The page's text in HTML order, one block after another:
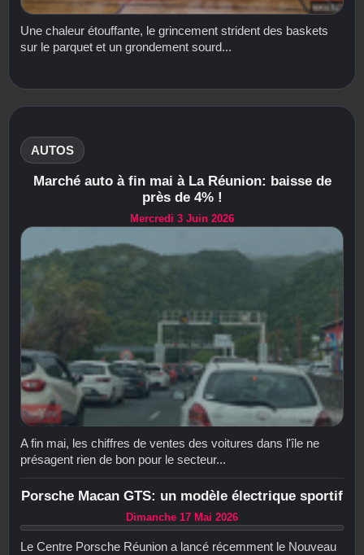
Une chaleur étouffante, le grincement strident des baskets
sur le parquet et un grondement sourd...
AUTOS
Marché auto à fin mai à La Réunion: baisse de
près de 4% !
Mercredi 3 Juin 2026
A fin mai, les chiffres de ventes des voitures dans l'île ne
présagent rien de bon pour le secteur...
Porsche Macan GTS: un modèle électrique sportif
Dimanche 17 Mai 2026
Le Centre Porsche Réunion a lancé récemment le Nouveau